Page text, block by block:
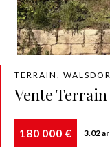
TERRAIN,
Vente
180 000 € 3.02